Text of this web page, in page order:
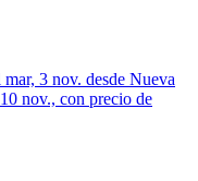
3 nov. desde Nueva
nov., con precio de